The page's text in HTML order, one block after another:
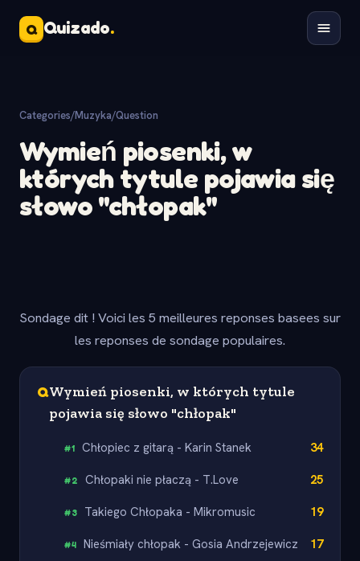
Q Quizado.
Categories/Muzyka/Question
Wymień piosenki, w
których tytule pojawia się
słowo "chłopak"
Sondage dit ! Voici les 5 meilleures reponses basees sur
les reponses de sondage populaires.
QWymień piosenki, w których tytule
pojawia się słowo "chłopak"
#1 Chłopiec z gitarą - Karin Stanek 34
#2 Chłopaki nie płaczą - T.Love 25
#3 Takiego Chłopaka - Mikromusic 19
#4 Nieśmiały chłopak - Gosia Andrzejewicz 17